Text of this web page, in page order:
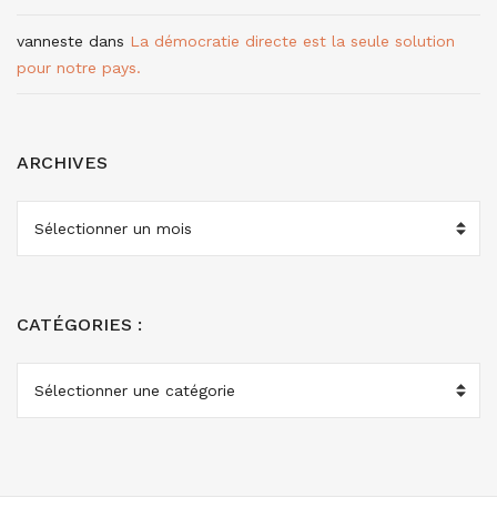
vanneste dans La démocratie directe est la seule solution
pour notre pays.
ARCHIVES
CATÉGORIES :